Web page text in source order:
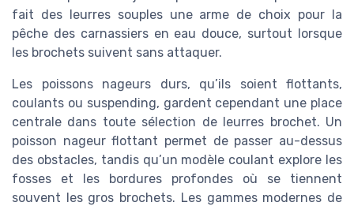
fait des leurres souples une arme de choix pour la
pêche des carnassiers en eau douce, surtout lorsque
les brochets suivent sans attaquer.
Les poissons nageurs durs, qu’ils soient flottants,
coulants ou suspending, gardent cependant une place
centrale dans toute sélection de leurres brochet. Un
poisson nageur flottant permet de passer au-dessus
des obstacles, tandis qu’un modèle coulant explore les
fosses et les bordures profondes où se tiennent
souvent les gros brochets. Les gammes modernes de